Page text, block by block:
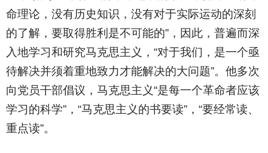
命理论，没有历史知识，没有对于实际运动的深刻
的了解，要取得胜利是不可能的”，因此，普遍而深
入地学习和研究马克思主义，“对于我们，是一个亟
待解决并须着重地致力才能解决的大问题”。他多次
向党员干部倡议，马克思主义“是每一个革命者应该
学习的科学”，“马克思主义的书要读”，“要经常读、
重点读”。